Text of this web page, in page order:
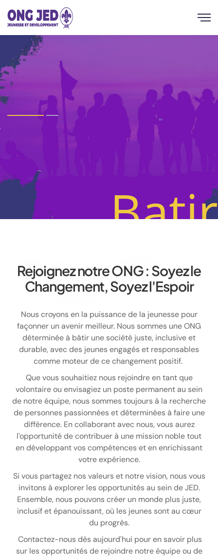
Batir
Rejoignez notre ONG : Soyez le
Changement, Soyez l'Espoir
Nous croyons en la puissance de la jeunesse pour
façonner un avenir meilleur. Nous sommes une ONG
déterminée à bâtir une société juste, inclusive et
durable, avec des jeunes engagés et responsables
comme moteur de ce changement positif.
Que vous souhaitiez nous rejoindre en tant que
volontaire ou envisagiez un poste permanent au sein
de notre équipe, nous sommes toujours à la recherche
de personnes passionnées et déterminées à faire une
différence. En collaborant avec nous, vous aurez
l'opportunité de contribuer à une mission noble tout
en développant vos compétences et en enrichissant
votre expérience.
Si vous partagez nos valeurs et notre vision, nous vous
invitons à explorer les opportunités au sein de JED.
Ensemble, nous pouvons créer un monde plus juste,
inclusif et épanouissant, où les jeunes sont au cœur
du progrès.
Contactez-nous dès aujourd'hui pour en savoir plus
sur les opportunités de rejoindre notre équipe ou de